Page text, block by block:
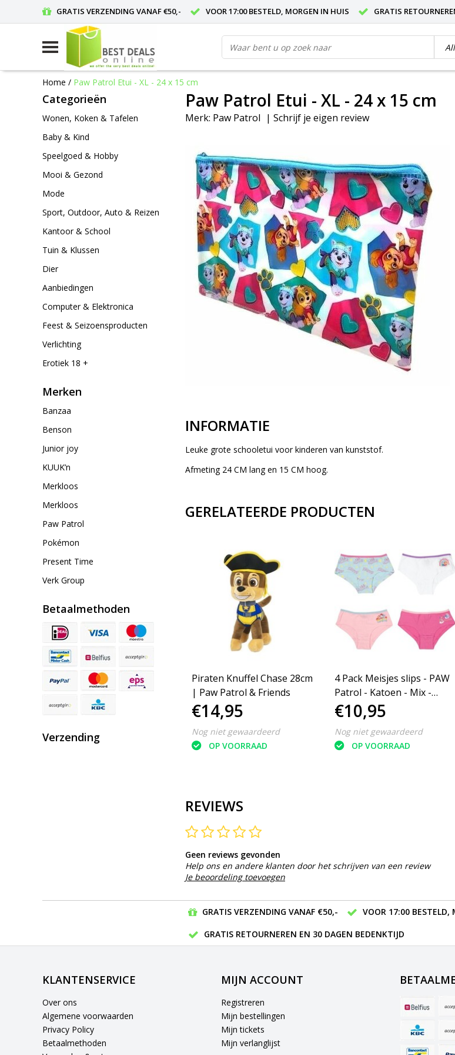
GRATIS VERZENDING VANAF €50,- VOOR 17:00 BESTELD, MORGEN IN HUIS GRATIS
Home / Paw Patrol Etui - XL - 24 x 15 cm
Categorieën
Wonen, Koken & Tafelen
Baby & Kind
Speelgoed & Hobby
Mooi & Gezond
Mode
Sport, Outdoor, Auto & Reizen
Kantoor & School
Tuin & Klussen
Dier
Aanbiedingen
Computer & Elektronica
Feest & Seizoensproducten
Verlichting
Erotiek 18 +
Merken
Banzaa
Benson
Junior joy
KUUK’n
Merkloos
Merkloos
Paw Patrol
Pokémon
Present Time
Verk Group
Betaalmethoden
Verzending
Paw Patrol Etui - XL - 24 x 15 cm
Merk: Paw Patrol | Schrijf je eigen review
INFORMATIE
Leuke grote schooletui voor kinderen van kunststof.
Afmeting 24 CM lang en 15 CM hoog.
GERELATEERDE PRODUCTEN
Piraten Knuffel Chase 28cm
| Paw Patrol & Friends
€14,95
Nog niet gewaardeerd
OP VOORRAAD
4 Pack Meisjes slips - PAW
Patrol - Katoen - Mix -
Maat 110/116
€10,95
Nog niet gewaardeerd
OP VOORRAAD
REVIEWS
Geen reviews gevonden
Help ons en andere klanten door het schrijven van een review
Je beoordeling toevoegen
GRATIS VERZENDING VANAF €50,-
VOOR 17:00 BESTELD,
GRATIS RETOURNEREN EN 30 DAGEN BEDENKTIJD
KLANTENSERVICE
Over ons
Algemene voorwaarden
Privacy Policy
Betaalmethoden
MIJN ACCOUNT
Registreren
Mijn bestellingen
Mijn tickets
Mijn verlanglijst